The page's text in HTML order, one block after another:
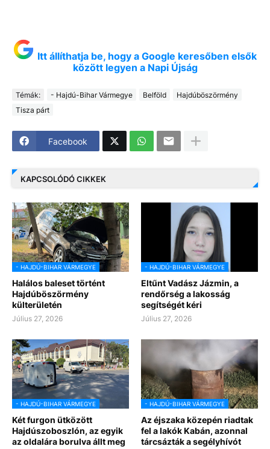
Itt állíthatja be, hogy a Google keresőben elsők
között legyen a Napi Újság
Témák: - Hajdú-Bihar Vármegye Belföld
Hajdúböszörmény
Tisza párt
Facebook
KAPCSOLÓDÓ CIKKEK
- HAJDÚ-BIHAR VÁRMEGYE
Halálos baleset történt
Hajdúböszörmény
külterületén
Július 27, 2026
- HAJDÚ-BIHAR VÁRMEGYE
Eltűnt Vadász Jázmin, a
rendőrség a lakosság
segítségét kéri
Július 27, 2026
- HAJDÚ-BIHAR VÁRMEGYE
Két furgon ütközött
Hajdúszoboszlón, az egyik
az oldalára borulva állt meg
- HAJDÚ-BIHAR VÁRMEGYE
Az éjszaka közepén riadtak
fel a lakók Kabán, azonnal
tárcsázták a segélyhívót